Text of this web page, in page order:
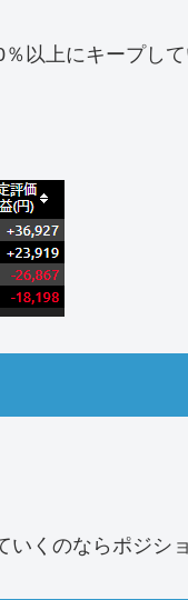
以上にキープして
いくのならポジシ